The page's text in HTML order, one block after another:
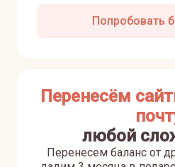
Попробовать
Перенесём
любой
Перенесем баланс от